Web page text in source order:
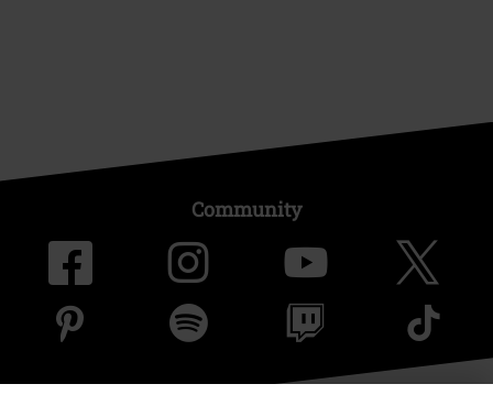
Community